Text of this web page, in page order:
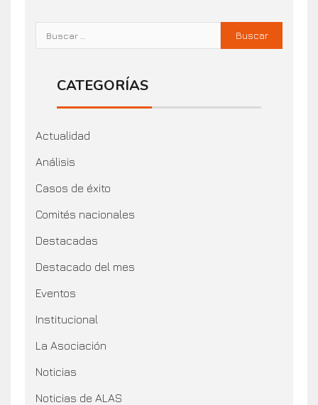
CATEGORÍAS
Actualidad
Análisis
Casos de éxito
Comités nacionales
Destacadas
Destacado del mes
Eventos
Institucional
La Asociación
Noticias
Noticias de ALAS